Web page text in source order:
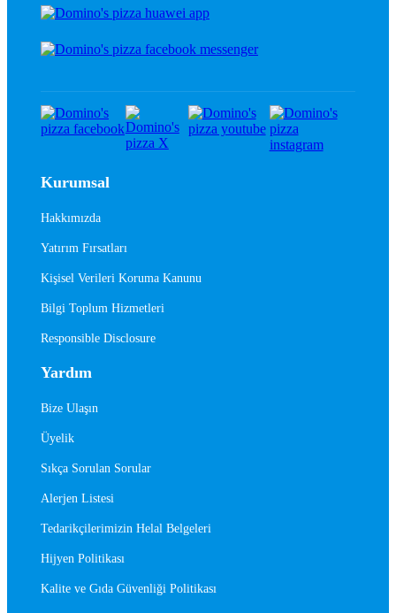
Kurumsal
Hakkımızda
Yatırım Fırsatları
Kişisel Verileri Koruma Kanunu
Bilgi Toplum Hizmetleri
Responsible Disclosure
Yardım
Bize Ulaşın
Üyelik
Sıkça Sorulan Sorular
Alerjen Listesi
Tedarikçilerimizin Helal Belgeleri
Hijyen Politikası
Kalite ve Gıda Güvenliği Politikası